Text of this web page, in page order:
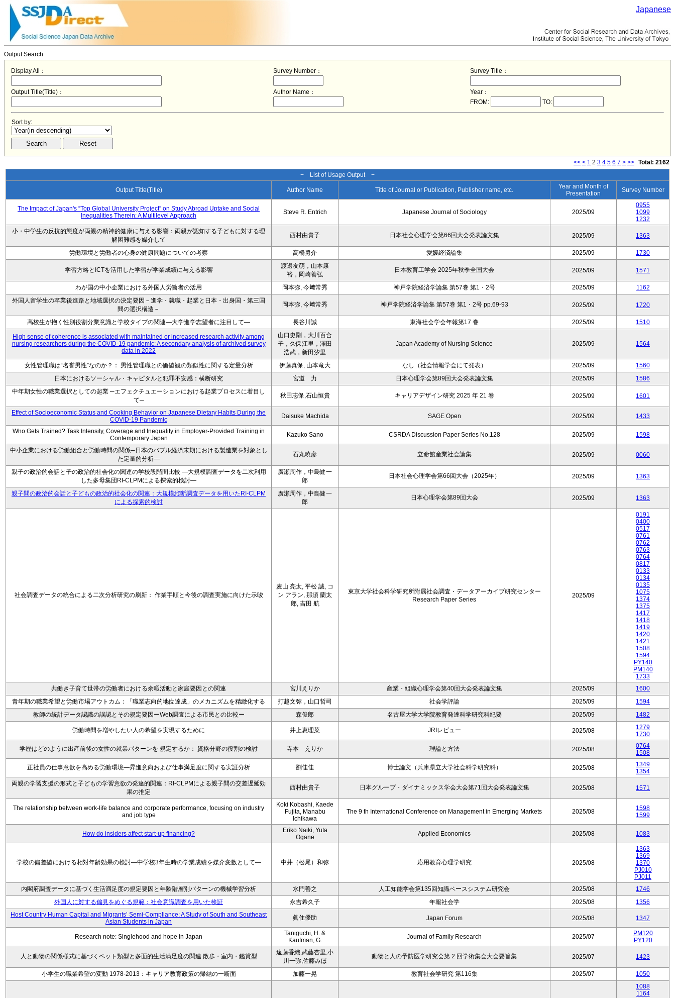
Japanese
Output Search
Display All： Survey Number： Survey Title：
Output Title(Title)： Author Name：
Year：
FROM:
TO:
Sort by:
<< < 1 2 3 4 5 6 7 > >> Total: 2162
− List of Usage Output −
Output Title(Title) Author Name Title of Journal or Publication, Publisher name, etc.
Year and Month of
Presentation
Survey Number
The Impact of Japan's “Top Global University Project” on Study Abroad Uptake and Social
Inequalities Therein: A Multilevel Approach
Steve R. Entrich Japanese Journal of Sociology 2025/09
0955
1099
1232
小・中学生の反抗的態度が両親の精神的健康に与える影響：両親が認知する子どもに対する理
解困難感を媒介して
西村由貴子 日本社会心理学会第66回大会発表論文集 2025/09 1363
労働環境と労働者の心身の健康問題についての考察 高橋勇介 愛媛経済論集 2025/09 1730
学習方略とICTを活用した学習が学業成績に与える影響
渡邊友萌，山本康
裕，岡崎善弘
日本教育工学会 2025年秋季全国大会 2025/09 1571
わが国の中小企業における外国人労働者の活用 岡本弥, 今﨑常秀 神戸学院経済学論集 第57巻 第1・2号 2025/09
1162
外国人留学生の卒業後進路と地域選択の決定要因－進学・就職・起業と日本・出身国・第三国
間の選択構造－
岡本弥, 今﨑常秀 神戸学院経済学論集 第57巻 第1・2号 pp.69-93 2025/09 1720
高校生が抱く性別役割分業意識と学校タイプの関連―大学進学志望者に注目して― 長谷川誠 東海社会学会年報第17 巻 2025/09 1510
High sense of coherence is associated with maintained or increased research activity among
nursing researchers during the COVID-19 pandemic: A secondary analysis of archived survey
data in 2022
山口史剛，大川百合
子，久保江里，澤田
浩武，新田汐里
Japan Academy of Nursing Science 2025/09 1564
女性管理職は“名誉男性”なのか？： 男性管理職との価値観の類似性に関する定量分析 伊藤真保, 山本竜大 なし（社会情報学会にて発表） 2025/09
1560
日本におけるソーシャル・キャピタルと犯罪不安感：横断研究
宮道 力 日本心理学会第89回大会発表論文集 2025/09
1586
中年期女性の職業選択としての起業 ─エフェクチュエーションにおける起業プロセスに着目し
て─
秋田志保,石山恒貴 キャリアデザイン研究 2025 年 21 巻 2025/09 1601
Effect of Socioeconomic Status and Cooking Behavior on Japanese Dietary Habits During the
COVID-19 Pandemic
Daisuke Machida SAGE Open 2025/09 1433
Who Gets Trained? Task Intensity, Coverage and Inequality in Employer-Provided Training in
Contemporary Japan
Kazuko Sano CSRDA Discussion Paper Series No.128 2025/09 1598
中小企業における労働組合と労働時間の関係─日本のバブル経済末期における製造業を対象とし
た定量的分析―
石丸暁彦 立命館産業社会論集 2025/09 0060
親子の政治的会話と子の政治的社会化の関連の学校段階間比較 ―大規模調査データを二次利用
した多母集団RI-CLPMによる探索的検討―
廣瀬周作，中島健一
郎
日本社会心理学会第66回大会（2025年） 2025/09 1363
親子間の政治的会話と子どもの政治的社会化の関連：大規模縦断調査データを用いたRI-CLPM
による探索的検討
廣瀬周作，中島健一
郎
日本心理学会第89回大会 2025/09 1363
社会調査データの統合による二次分析研究の刷新： 作業手順と今後の調査実施に向けた示唆
麦山 亮太, 平松 誠, コ
ン アラン, 那須 蘭太
郎, 吉田 航
東京大学社会科学研究所附属社会調査・データアーカイブ研究センター
Research Paper Series
2025/09
0191
0400
0517
0761
0762
0763
0764
0817
0133
0134
0135
1075
1374
1375
1417
1418
1419
1420
1421
1508
1594
PY140
PM140
1733
共働き子育て世帯の労働者における余暇活動と家庭要因との関連
宮川えりか 産業・組織心理学会第40回大会発表論文集 2025/09
1600
青年期の職業希望と労働市場アウトカム：「職業志向的地位達成」のメカニズムを精緻化する
打越文弥，山口哲司 社会学評論 2025/09
1594
教師の統計データ認識の誤認とその規定要因ーWeb調査による市民との比較ー
森俊郎 名古屋大学大学院教育発達科学研究科紀要 2025/09 1482
労働時間を増やしたい人の希望を実現するために 井上恵理菜 JRIレビュー 2025/08
1279
1730
学歴はどのように出産前後の女性の就業パターンを 規定するか： 資格分野の役割の検討 寺本 えりか 理論と方法 2025/08
0764
1508
正社員の仕事意欲を高める労働環境―昇進意向および仕事満足度に関する実証分析 劉佳佳 博士論文（兵庫県立大学社会科学研究科） 2025/08
1349
1354
両親の学習支援の形式と子どもの学習意欲の発達的関連：RI-CLPMによる親子間の交差遅延効
果の推定
西村由貴子 日本グループ・ダイナミックス学会大会第71回大会発表論文集 2025/08 1571
The relationship between work-life balance and corporate performance, focusing on industry
and job type
Koki Kobashi, Kaede
Fujita, Manabu
Ichikawa
The 9 th International Conference on Management in Emerging Markets 2025/08
1598
1599
How do insiders affect start-up financing?
Eriko Naiki, Yuta
Ogane
Applied Economics 2025/08 1083
学校の偏差値における相対年齢効果の検討―中学校3年生時の学業成績を媒介変数として― 中井（松尾）和弥 応用教育心理学研究 2025/08
1363
1369
1370
PJ010
PJ011
内閣府調査データに基づく生活満足度の規定要因と年齢階層別パターンの機械学習分析
水門善之 人工知能学会第135回知識ベースシステム研究会 2025/08
1746
外国人に対する偏見をめぐる規範：社会意識調査を用いた検証
永吉希久子 年報社会学 2025/08
1356
Host Country Human Capital and Migrants’ Semi-Compliance: A Study of South and Southeast
Asian Students in Japan
眞住優助 Japan Forum 2025/08 1347
Research note: Singlehood and hope in Japan
Taniguchi, H. &
Kaufman, G.
Journal of Family Research 2025/07
PM120
PY120
人と動物の関係様式に基づくペット類型と多面的生活満足度の関連:散歩・室内・鑑賞型
遠藤香織,武藤杏里,小
川一弥,佐藤みほ
動物と人の予防医学研究会第 2 回学術集会大会要旨集 2025/07 1423
小学生の職業希望の変動 1978-2013：キャリア教育政策の帰結の一断面 加藤一晃 教育社会学研究 第116集 2025/07 1050
1088
1164